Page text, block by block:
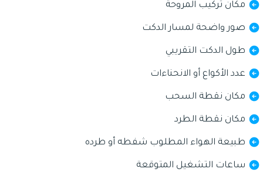
مكان تركيب المروحة
صور واضحة لمسار الدكت
طول الدكت التقريبي
عدد الأكواع أو الانحناءات
مكان نقطة السحب
مكان نقطة الطرد
طبيعة الهواء المطلوب شفطه أو طرده
ساعات التشغيل المتوقعة